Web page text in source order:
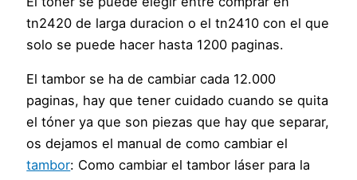
tn2420 de larga duracion o el tn2410 con el que
solo se puede hacer hasta 1200 paginas.
El tambor se ha de cambiar cada 12.000
paginas, hay que tener cuidado cuando se quita
el tóner ya que son piezas que hay que separar,
os dejamos el manual de como cambiar el
tambor: Como cambiar el tambor láser para la